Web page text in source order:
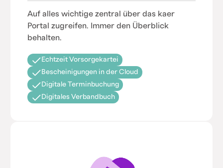
Auf alles wichtige zentral über das kaer
Portal zugreifen. Immer den Überblick
behalten.
Echtzeit Vorsorgekartei
Bescheinigungen in der Cloud
Digitale Terminbuchung
Digitales Verbandbuch